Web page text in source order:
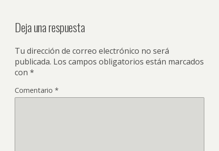
Deja una respuesta
Tu dirección de correo electrónico no será
publicada. Los campos obligatorios están marcados
con *
Comentario *